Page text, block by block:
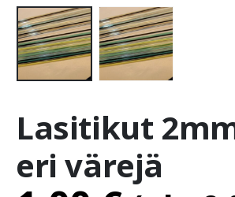
Lasitikut
eri värejä